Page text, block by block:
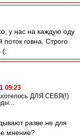
у нас на каждую оду
говна. Строго
(:
09:23
ДЛЯ СЕБЯ(!)
разве не для
мнение?